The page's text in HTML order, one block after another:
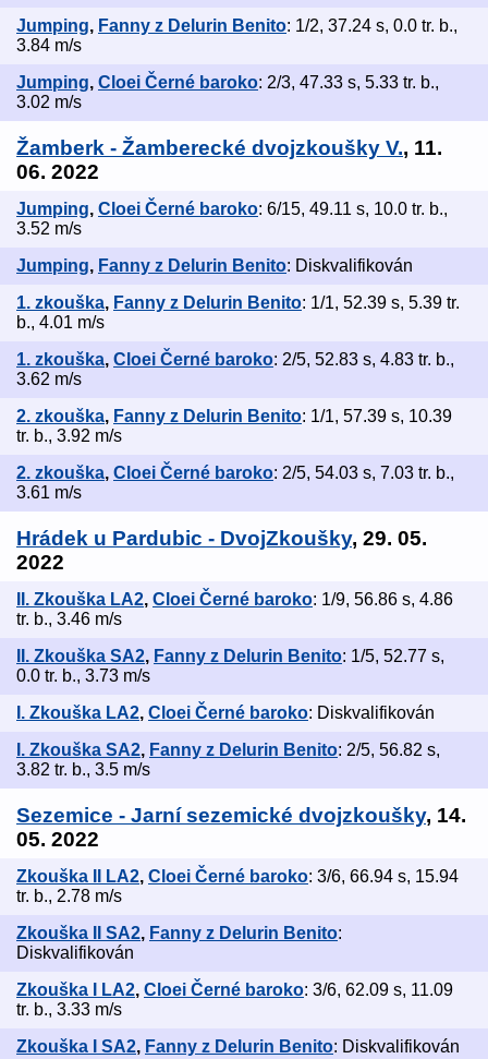
Jumping, Fanny z Delurin Benito: 1/2, 37.24 s, 0.0 tr. b.,
3.84 m/s
Jumping, Cloei Černé baroko: 2/3, 47.33 s, 5.33 tr. b.,
3.02 m/s
Žamberk - Žamberecké dvojzkoušky V., 11.
06. 2022
Jumping, Cloei Černé baroko: 6/15, 49.11 s, 10.0 tr. b.,
3.52 m/s
Jumping, Fanny z Delurin Benito: Diskvalifikován
1. zkouška, Fanny z Delurin Benito: 1/1, 52.39 s, 5.39 tr.
b., 4.01 m/s
1. zkouška, Cloei Černé baroko: 2/5, 52.83 s, 4.83 tr. b.,
3.62 m/s
2. zkouška, Fanny z Delurin Benito: 1/1, 57.39 s, 10.39
tr. b., 3.92 m/s
2. zkouška, Cloei Černé baroko: 2/5, 54.03 s, 7.03 tr. b.,
3.61 m/s
Hrádek u Pardubic - DvojZkoušky, 29. 05.
2022
II. Zkouška LA2, Cloei Černé baroko: 1/9, 56.86 s, 4.86
tr. b., 3.46 m/s
II. Zkouška SA2, Fanny z Delurin Benito: 1/5, 52.77 s,
0.0 tr. b., 3.73 m/s
I. Zkouška LA2, Cloei Černé baroko: Diskvalifikován
I. Zkouška SA2, Fanny z Delurin Benito: 2/5, 56.82 s,
3.82 tr. b., 3.5 m/s
Sezemice - Jarní sezemické dvojzkoušky, 14.
05. 2022
Zkouška II LA2, Cloei Černé baroko: 3/6, 66.94 s, 15.94
tr. b., 2.78 m/s
Zkouška II SA2, Fanny z Delurin Benito:
Diskvalifikován
Zkouška I LA2, Cloei Černé baroko: 3/6, 62.09 s, 11.09
tr. b., 3.33 m/s
Zkouška I SA2, Fanny z Delurin Benito: Diskvalifikován